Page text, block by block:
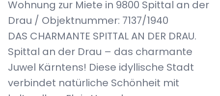
Wohnung zur Miete in 9800 Spittal an der
Drau / Objektnummer: 7137/1940
DAS CHARMANTE SPITTAL AN DER DRAU.
Spittal an der Drau – das charmante
Juwel Kärntens! Diese idyllische Stadt
verbindet natürliche Schönheit mit